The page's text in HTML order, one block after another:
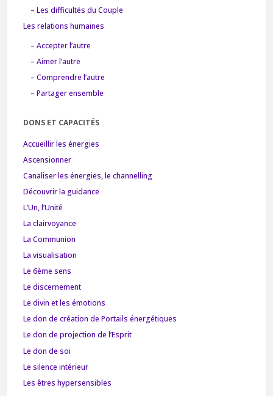
– Les difficultés du Couple
Les relations humaines
– Accepter l’autre
– Aimer l’autre
– Comprendre l’autre
– Partager ensemble
DONS ET CAPACITÉS
Accueillir les énergies
Ascensionner
Canaliser les énergies, le channelling
Découvrir la guidance
L’Un, l’Unité
La clairvoyance
La Communion
La visualisation
Le 6ème sens
Le discernement
Le divin et les émotions
Le don de création de Portails énergétiques
Le don de projection de l’Esprit
Le don de soi
Le silence intérieur
Les êtres hypersensibles